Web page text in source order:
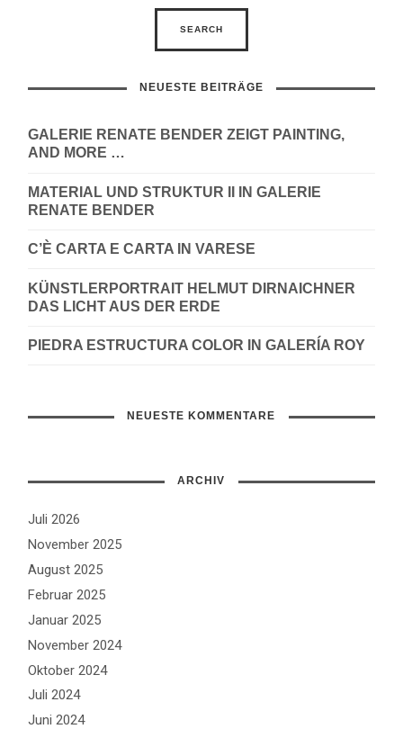
NEUESTE BEITRÄGE
GALERIE RENATE BENDER ZEIGT PAINTING,
AND MORE …
MATERIAL UND STRUKTUR II IN GALERIE
RENATE BENDER
C’È CARTA E CARTA IN VARESE
KÜNSTLERPORTRAIT HELMUT DIRNAICHNER
DAS LICHT AUS DER ERDE
PIEDRA ESTRUCTURA COLOR IN GALERÍA ROY
NEUESTE KOMMENTARE
ARCHIV
Juli 2026
November 2025
August 2025
Februar 2025
Januar 2025
November 2024
Oktober 2024
Juli 2024
Juni 2024